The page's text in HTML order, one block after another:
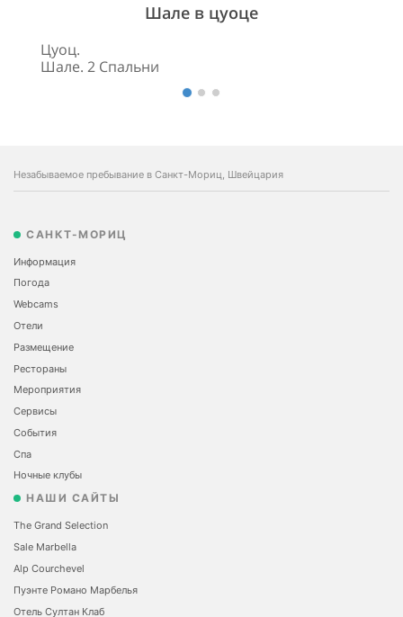
Шале в цуоце
Цуоц.
Шале. 2 Спальни
Незабываемое пребывание в Санкт-Мориц, Швейцария
САНКТ-МОРИЦ
Информация
Погода
Webcams
Отели
Размещение
Рестораны
Мероприятия
Сервисы
События
Спа
Ночные клубы
НАШИ САЙТЫ
The Grand Selection
Sale Marbella
Alp Courchevel
Пуэнте Романо Марбелья
Отель Султан Клаб